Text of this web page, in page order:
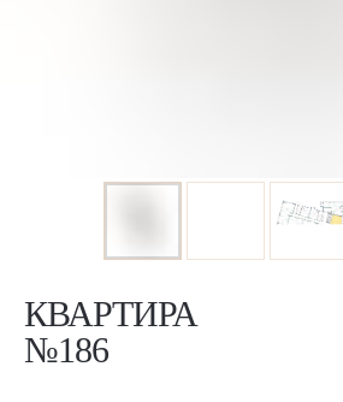
КВАРТИРА
№186